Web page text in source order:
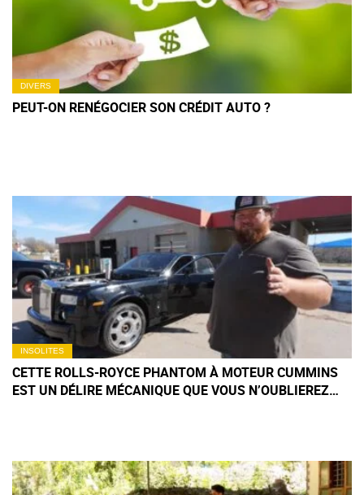
DIVERS
PEUT-ON RENÉGOCIER SON CRÉDIT AUTO ?
INSOLITES
CETTE ROLLS-ROYCE PHANTOM À MOTEUR CUMMINS
EST UN DÉLIRE MÉCANIQUE QUE VOUS N’OUBLIEREZ